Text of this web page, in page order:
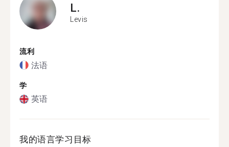
L.
Levis
流利
法语
学
英语
我的语言学习目标